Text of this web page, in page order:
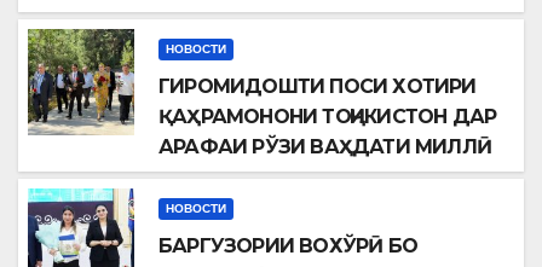
НОВОСТИ
ГИРОМИДОШТИ ПОСИ ХОТИРИ
ҚАҲРАМОНОНИ ТОҶИКИСТОН ДАР
АРАФАИ РЎЗИ ВАҲДАТИ МИЛЛӢ
НОВОСТИ
БАРГУЗОРИИ ВОХЎРӢ БО